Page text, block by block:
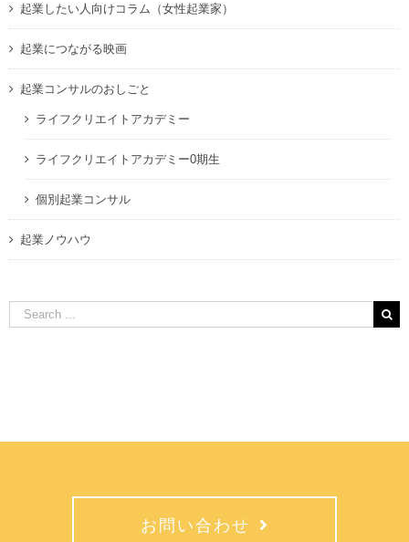
起業したい人向けコラム（女性起業家）
起業につながる映画
起業コンサルのおしごと
ライフクリエイトアカデミー
ライフクリエイトアカデミー0期生
個別起業コンサル
起業ノウハウ
Search
for:
お問い合わせ